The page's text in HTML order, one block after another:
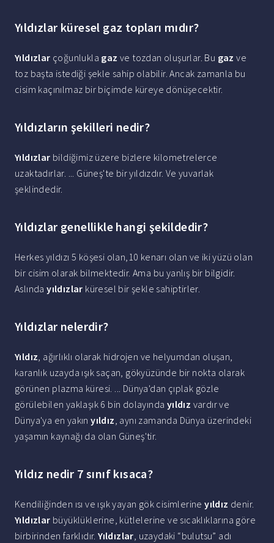
Yıldızlar küresel gaz topları mıdır?
Yıldızlar çoğunlukla gaz ve tozdan oluşurlar. Bu gaz ve
toz başta istediği şekle sahip olabilir. Ancak zamanla bu
cisim kaçınılmaz bir biçimde küreye dönüşecektir.
Yıldızların şekilleri nedir?
Yıldızlar bildiğimiz üzere bizlere kilometrelerce
uzaktadırlar. ... Güneş'te bir yıldızdır. Ve yuvarlak
şeklindedir.
Yıldızlar genellikle hangi şekildedir?
Herkes yıldızı 5 köşesi olan,10 kenarı olan ve iki yüzü olan
bir cisim olarak bilmektedir. Ama bu yanlış bir bilgidir.
Aslındayıldızlar küresel bir şekle sahiptirler.
Yıldızlar nelerdir?
Yıldız, ağırlıklı olarak hidrojen ve helyumdan oluşan,
karanlık uzayda ışık saçan, gökyüzünde bir nokta olarak
görünen plazma küresi. ... Dünya'dan çıplak gözle
görülebilen yaklaşık 6 bin dolayında yıldız vardır ve
Dünya'ya en yakınyıldız, aynı zamanda Dünya üzerindeki
yaşamın kaynağı da olan Güneş'tir.
Yıldız nedir 7 sınıf kısaca?
Kendiliğinden ısı ve ışık yayan gök cisimlerineyıldız denir.
Yıldızlar büyüklüklerine, kütlelerine ve sıcaklıklarına göre
birbirinden farklıdır.Yıldızlar, uzaydaki “bulutsu” adı